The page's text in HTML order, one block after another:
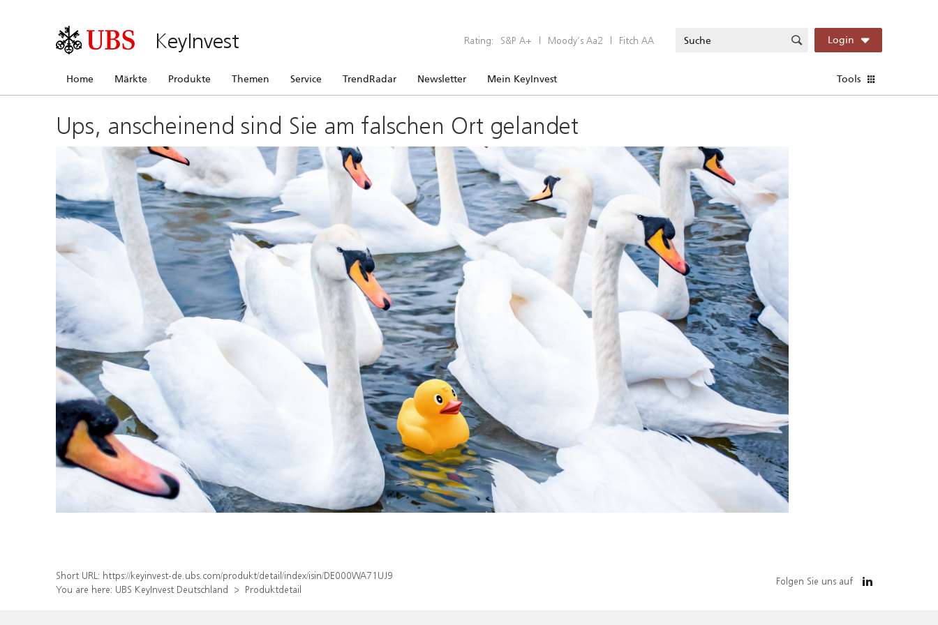
KeyInvest Rating: S&P A+ | Moody’s Aa2 | Fitch AA Login
Home Märkte Produkte Themen Service TrendRadar Newsletter Mein KeyInvest Tools
Ups, anscheinend sind Sie am falschen Ort gelandet
Short URL: https://keyinvest-de.ubs.com/produkt/detail/index/isin/DE000WA71UJ9
You are here: UBS KeyInvest Deutschland Produktdetail
Folgen Sie uns auf